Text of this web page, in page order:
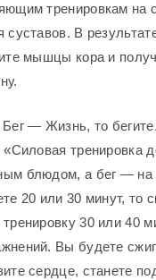
тренировкам на
суставов. В
мышцы кора и
— Жизнь, то
«Силовая тренировка
блюдом, а бег — на
20 или 30 минут, то
тренировку 30 или 40
Вы будете
сердце, станете